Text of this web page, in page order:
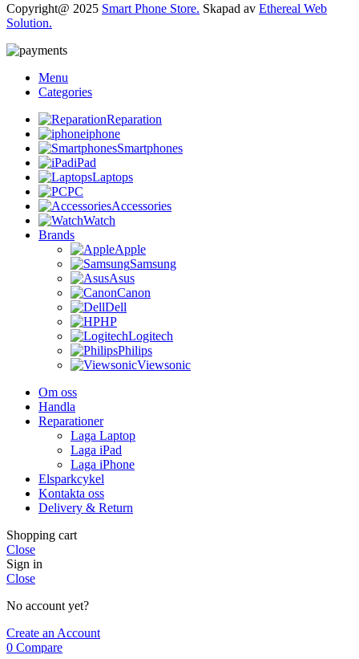
Copyright@ 2025 Smart Phone Store. Skapad av Ethereal Web
Solution.
Menu
Categories
Reparation
iphone
Smartphones
iPad
Laptops
PC
Accessories
Watch
Brands
Apple
Samsung
Asus
Canon
Dell
HP
Logitech
Philips
Viewsonic
Om oss
Handla
Reparationer
Laga Laptop
Laga iPad
Laga iPhone
Elsparkcykel
Kontakta oss
Delivery & Return
Shopping cart
Close
Sign in
Close
No account yet?
Create an Account
0 Compare